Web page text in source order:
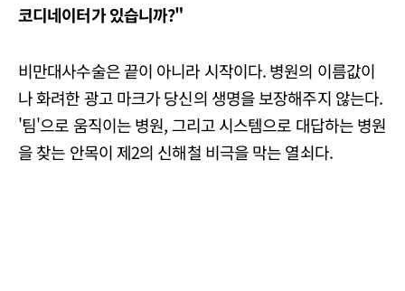
코디네이터가 있습니까?"
비만대사수술은 끝이 아니라 시작이다. 병원의 이름값이
나 화려한 광고 마크가 당신의 생명을 보장해주지 않는다.
'팀'으로 움직이는 병원, 그리고 시스템으로 대답하는 병원
을 찾는 안목이 제2의 신해철 비극을 막는 열쇠다.